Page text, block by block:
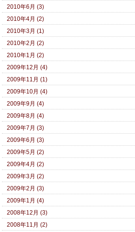
2010年6月 (3)
2010年4月 (2)
2010年3月 (1)
2010年2月 (2)
2010年1月 (2)
2009年12月 (4)
2009年11月 (1)
2009年10月 (4)
2009年9月 (4)
2009年8月 (4)
2009年7月 (3)
2009年6月 (3)
2009年5月 (2)
2009年4月 (2)
2009年3月 (2)
2009年2月 (3)
2009年1月 (4)
2008年12月 (3)
2008年11月 (2)